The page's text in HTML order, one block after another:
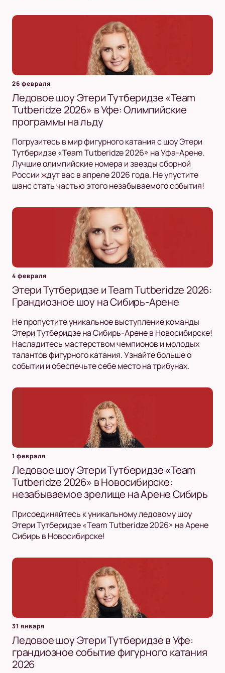
26 февраля
Ледовое шоу Этери Тутберидзе «Team
Tutberidze 2026» в Уфе: Олимпийские
программы на льду
Погрузитесь в мир фигурного катания с шоу Этери
Тутберидзе «Team Tutberidze 2026» на Уфа-Арене.
Лучшие олимпийские номера и звезды сборной
России ждут вас в апреле 2026 года. Не упустите
шанс стать частью этого незабываемого события!
4 февраля
Этери Тутберидзе и Team Tutberidze 2026:
Грандиозное шоу на Сибирь-Арене
Не пропустите уникальное выступление команды
Этери Тутберидзе на Сибирь-Арене в Новосибирске!
Насладитесь мастерством чемпионов и молодых
талантов фигурного катания. Узнайте больше о
событии и обеспечьте себе место на трибунах.
1 февраля
Ледовое шоу Этери Тутберидзе «Team
Tutberidze 2026» в Новосибирске:
незабываемое зрелище на Арене Сибирь
Присоединяйтесь к уникальному ледовому шоу
Этери Тутберидзе «Team Tutberidze 2026» на Арене
Сибирь в Новосибирске!
31 января
Ледовое шоу Этери Тутберидзе в Уфе:
грандиозное событие фигурного катания
2026